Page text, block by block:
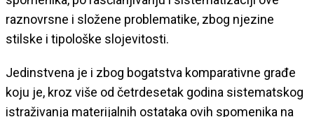
raznovrsne i složene problematike, zbog njezine
stilske i tipološke slojevitosti.
Jedinstvena je i zbog bogatstva komparativne građe
koju je, kroz više od četrdesetak godina sistematskog
istraživanja materijalnih ostataka ovih spomenika na